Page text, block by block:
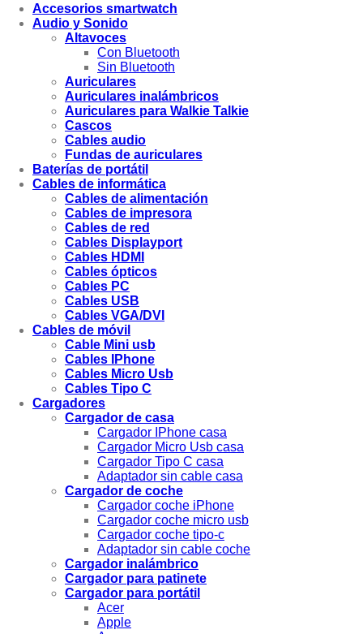
Accesorios smartwatch
Audio y Sonido
Altavoces
Con Bluetooth
Sin Bluetooth
Auriculares
Auriculares inalámbricos
Auriculares para Walkie Talkie
Cascos
Cables audio
Fundas de auriculares
Baterías de portátil
Cables de informática
Cables de alimentación
Cables de impresora
Cables de red
Cables Displayport
Cables HDMI
Cables ópticos
Cables PC
Cables USB
Cables VGA/DVI
Cables de móvil
Cable Mini usb
Cables IPhone
Cables Micro Usb
Cables Tipo C
Cargadores
Cargador de casa
Cargador IPhone casa
Cargador Micro Usb casa
Cargador Tipo C casa
Adaptador sin cable casa
Cargador de coche
Cargador coche iPhone
Cargador coche micro usb
Cargador coche tipo-c
Adaptador sin cable coche
Cargador inalámbrico
Cargador para patinete
Cargador para portátil
Acer
Apple